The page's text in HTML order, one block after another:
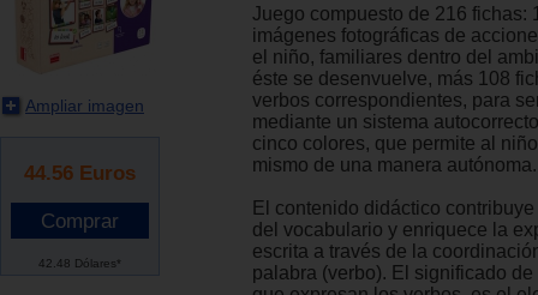
Ampliar imagen
44.56 Euros
42.48 Dólares*
Juego compuesto de 216 fichas:
imágenes fotográficas de
el niño, familiares dentro del
éste se desenvuelve, más 108
verbos correspondientes, para
mediante un sistema
cinco colores, que permite al
mismo de una manera autónoma.
El contenido didáctico
del vocabulario y enriquece la
escrita a través de la
palabra (verbo). El significado